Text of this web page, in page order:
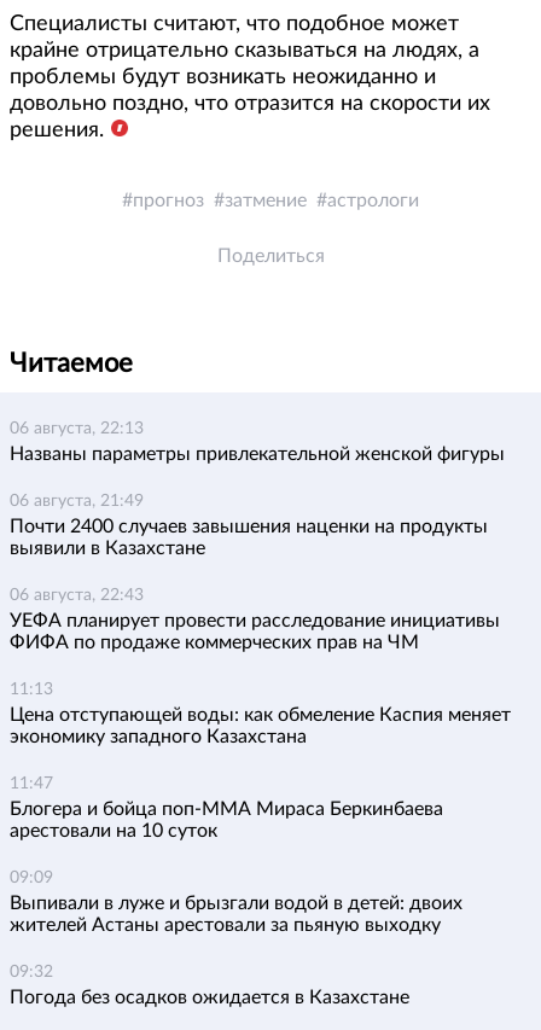
Специалисты считают, что подобное может
крайне отрицательно сказываться на людях, а
проблемы будут возникать неожиданно и
довольно поздно, что отразится на скорости их
решения.
прогноз затмение астрологи
Поделиться
Читаемое
06 августа, 22:13
Названы параметры привлекательной женской фигуры
06 августа, 21:49
Почти 2400 случаев завышения наценки на продукты
выявили в Казахстане
06 августа, 22:43
УЕФА планирует провести расследование инициативы
ФИФА по продаже коммерческих прав на ЧМ
11:13
Цена отступающей воды: как обмеление Каспия меняет
экономику западного Казахстана
11:47
Блогера и бойца поп-ММА Мираса Беркинбаева
арестовали на 10 суток
09:09
Выпивали в луже и брызгали водой в детей: двоих
жителей Астаны арестовали за пьяную выходку
09:32
Погода без осадков ожидается в Казахстане